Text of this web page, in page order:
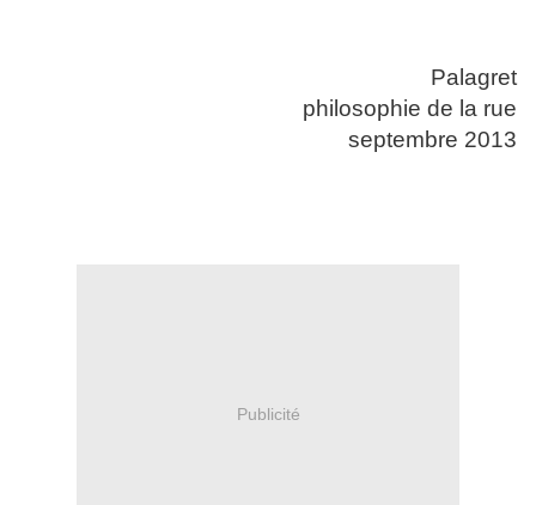
Palagret
philosophie de la rue
septembre 2013
Publicité